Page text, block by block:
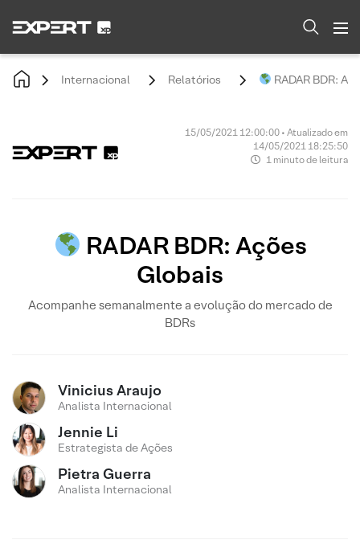
Internacional Relatórios RADAR BDR:
15/05/2021 12:00:00 • Atualizado em
14/05/2021 18:25:50
1 minuto de leitura
RADAR BDR: Ações
Globais
Acompanhe semanalmente a evolução do mercado de
BDRs
Vinicius Araujo
Analista Internacional
Jennie Li
Estrategista de Ações
Pietra Guerra
Analista Internacional